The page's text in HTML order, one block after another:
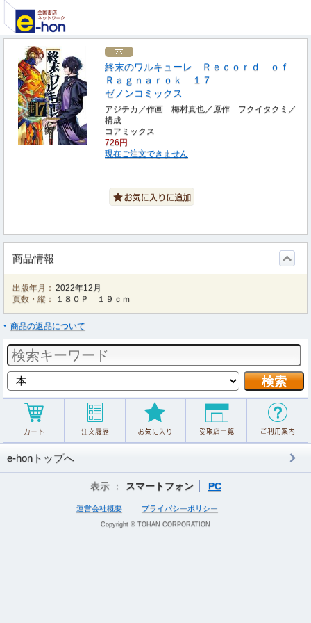
終末のワルキューレ Ｒｅｃｏｒｄ ｏｆ
Ｒａｇｎａｒｏｋ １７
ゼノンコミックス
アジチカ／作画 梅村真也／原作 フクイタクミ／
構成
コアミックス
726円
現在ご注文できません
商品情報
出版年月： 2022年12月
頁数・縦：
１８０Ｐ １９ｃｍ
商品の返品について
e-honトップへ
表示 ： スマートフォン PC
運営会社概要 プライバシーポリシー
Copyright © TOHAN CORPORATION